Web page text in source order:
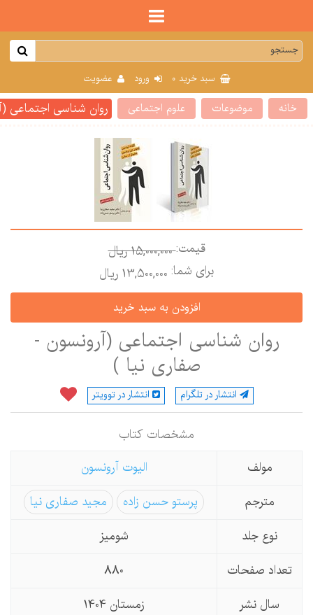
سبد خرید 0 ورود عضویت
خانه موضوعات علوم اجتماعی روان شناسی اجتماعی
قیمت:15,000,000 ريال
برای شما: 13,500,000 ريال
روان شناسی اجتماعی (آرونسون -
صفاری نیا )
انتشار در تلگرام انتشار در توویتر
مشخصات كتاب
مولف
الیوت آرونسون
مترجم
پرستو حسن زاده
مجید صفاری نیا
نوع جلد
شومیز
تعداد صفحات
880
سال نشر
زمستان 1404